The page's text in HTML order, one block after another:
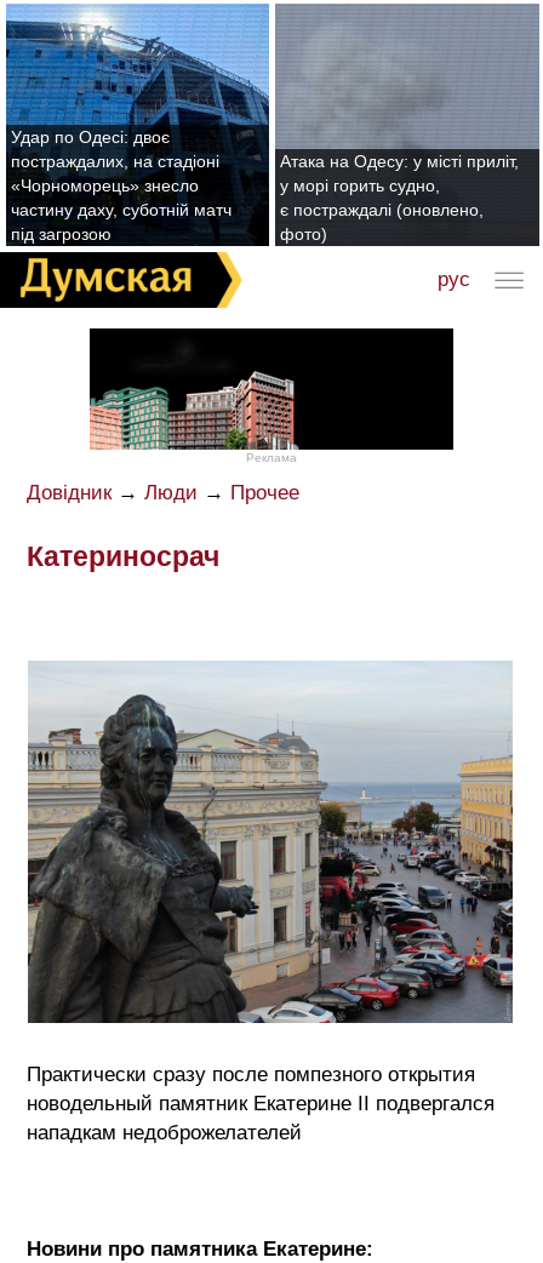
Удар по Одесі: двоє
постраждалих, на стадіоні
«Чорноморець» знесло
частину даху, суботній матч
під загрозою
Атака на Одесу: у місті приліт,
у морі горить судно,
є постраждалі (оновлено,
фото)
рус
Реклама
Довідник→ Люди → Прочее
Катериносрач
Практически сразу после помпезного открытия
новодельный памятник Екатерине ІІ подвергался
нападкам недоброжелателей
Новини про памятника Екатерине: